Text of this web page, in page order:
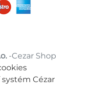
-Cezar Shop
Cézar